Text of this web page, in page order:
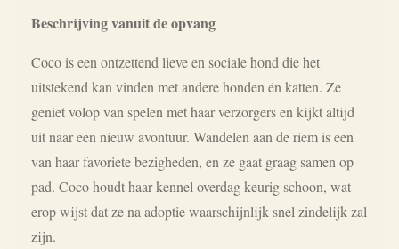
Beschrijving vanuit de opvang
Coco is een ontzettend lieve en sociale hond die het
uitstekend kan vinden met andere honden én katten. Ze
geniet volop van spelen met haar verzorgers en kijkt altijd
uit naar een nieuw avontuur. Wandelen aan de riem is een
van haar favoriete bezigheden, en ze gaat graag samen op
pad. Coco houdt haar kennel overdag keurig schoon, wat
erop wijst dat ze na adoptie waarschijnlijk snel zindelijk zal
zijn.